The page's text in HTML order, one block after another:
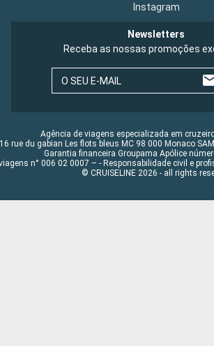
Instagram
Newsletters
Receba as nossas promoções
O SEU E-MAIL
Agência de viagens especializada em
16 rue du gabian Les flots bleus MC 98 000 Monaco
Garantia financeira Groupama Apólice
n° 006 02 0007 – - Responsabilidade civil e
© CRUISELINE 2026 - all rights